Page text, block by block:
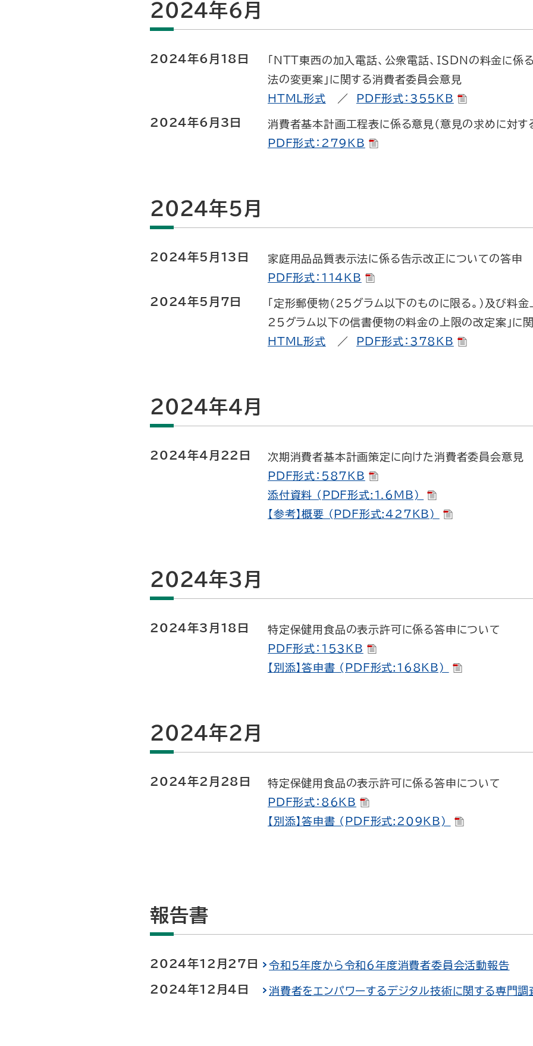
2024年6月
2024年6月18日
「ＮＴＴ東西の加入電話、公衆電話、ＩＳＤＮの料金に
法の変更案」に関する消費者委員会意見
HTML形式 ／ PDF形式：355KB
2024年6月3日
消費者基本計画工程表に係る意見（意見の求めに対す
PDF形式：279KB
2024年5月
2024年5月13日
家庭用品品質表示法に係る告示改正についての答申
PDF形式：114KB
2024年5月7日
「定形郵便物（25グラム以下のものに限る。）及び料
25グラム以下の信書便物の料金の上限の改定案」に
HTML形式 ／ PDF形式：378KB
2024年4月
2024年4月22日
次期消費者基本計画策定に向けた消費者委員会意見
PDF形式：587KB
添付資料 (PDF形式:1.6MB)
【参考】概要 (PDF形式:427KB)
2024年3月
2024年3月18日
特定保健用食品の表示許可に係る答申について
PDF形式：153KB
【別添】答申書 (PDF形式:168KB)
2024年2月
2024年2月28日
特定保健用食品の表示許可に係る答申について
PDF形式：86KB
【別添】答申書 (PDF形式:209KB)
報告書
2024年12月27日 令和5年度から令和6年度消費者委員会活動報告
2024年12月4日 消費者をエンパワーするデジタル技術に関する専門調